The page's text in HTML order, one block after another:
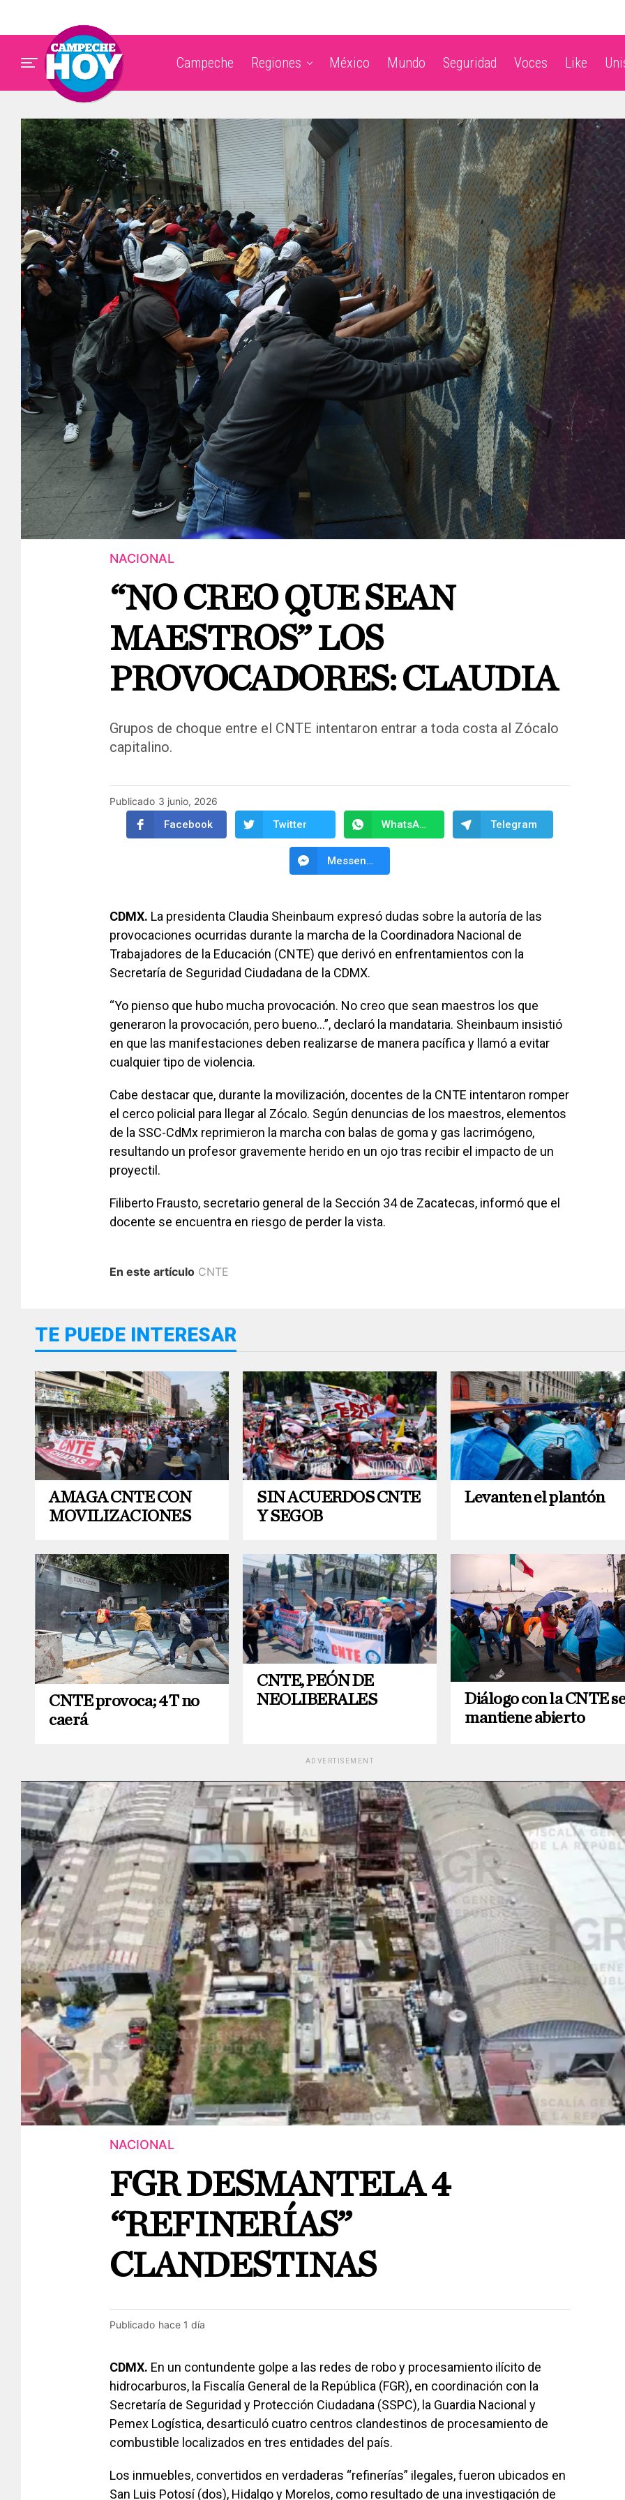
Campeche Regiones México Mundo Seguridad Voces Like
NACIONAL
“NO CREO QUE SEAN
MAESTROS” LOS
PROVOCADORES: CLAUDIA
Grupos de choque entre el CNTE intentaron entrar a toda costa al Zócalo
capitalino.
Publicado 3 junio, 2026
Facebook Twitter WhatsApp Telegram
Messenger
CDMX. La presidenta Claudia Sheinbaum expresó dudas sobre la autoría de las
provocaciones ocurridas durante la marcha de la Coordinadora Nacional de
Trabajadores de la Educación (CNTE) que derivó en enfrentamientos con la
Secretaría de Seguridad Ciudadana de la CDMX.
“Yo pienso que hubo mucha provocación. No creo que sean maestros los que
generaron la provocación, pero bueno…”, declaró la mandataria. Sheinbaum insistió
en que las manifestaciones deben realizarse de manera pacífica y llamó a evitar
cualquier tipo de violencia.
Cabe destacar que, durante la movilización, docentes de la CNTE intentaron romper
el cerco policial para llegar al Zócalo. Según denuncias de los maestros, elementos
de la SSC-CdMx reprimieron la marcha con balas de goma y gas lacrimógeno,
resultando un profesor gravemente herido en un ojo tras recibir el impacto de un
proyectil.
Filiberto Frausto, secretario general de la Sección 34 de Zacatecas, informó que el
docente se encuentra en riesgo de perder la vista.
En este artículo CNTE
TE PUEDE INTERESAR
AMAGA CNTE CON
MOVILIZACIONES
SIN ACUERDOS CNTE
Y SEGOB
Levanten el plantón
CNTE provoca; 4T no
caerá
CNTE, PEÓN DE
NEOLIBERALES
Diálogo con la CNTE
mantiene abierto
ADVERTISEMENT
NACIONAL
FGR DESMANTELA 4
“REFINERÍAS”
CLANDESTINAS
Publicado hace 1 día
CDMX. En un contundente golpe a las redes de robo y procesamiento ilícito de
hidrocarburos, la Fiscalía General de la República (FGR), en coordinación con la
Secretaría de Seguridad y Protección Ciudadana (SSPC), la Guardia Nacional y
Pemex Logística, desarticuló cuatro centros clandestinos de procesamiento de
combustible localizados en tres entidades del país.
Los inmuebles, convertidos en verdaderas “refinerías” ilegales, fueron ubicados en
San Luis Potosí (dos), Hidalgo y Morelos, como resultado de una investigación de